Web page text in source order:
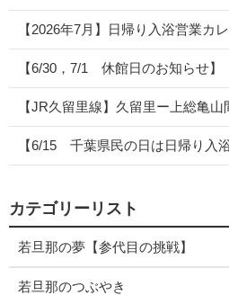
【2026年7月】日帰り入浴営業カ
【6/30，7/1 休館日のお知らせ】
【JR久留里線】久留里ー上総亀
【6/15 千葉県民の日は日帰り入浴
カテゴリーリスト
若旦那の夢【参代目の挑戦】
若旦那のつぶやき